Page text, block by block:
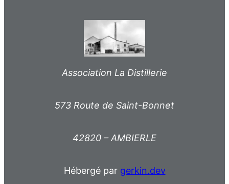
Association La Distillerie
573 Route de Saint-Bonnet
42820 – AMBIERLE
Hébergé par gerkin.dev